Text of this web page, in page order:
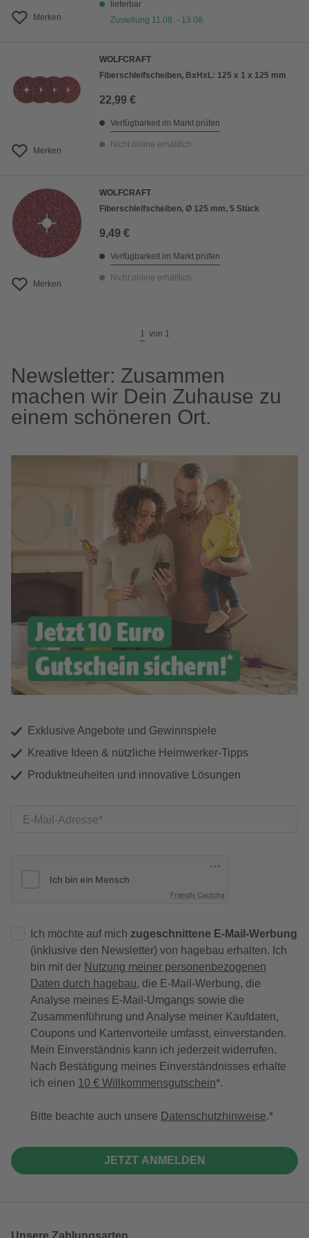
Merken
lieferbar
Zustellung 11.08. - 13.08.
Merken
WOLFCRAFT
Fiberschleifscheiben, BxHxL: 125 x 1 x 125 mm
22,99 €
Verfügbarkeit im Markt prüfen
Nicht online erhältlich
Merken
WOLFCRAFT
Fiberschleifscheiben, Ø 125 mm, 5 Stück
9,49 €
Verfügbarkeit im Markt prüfen
Nicht online erhältlich
1 von 1
Newsletter: Zusammen
machen wir Dein Zuhause zu
einem schöneren Ort.
Exklusive Angebote und Gewinnspiele
Kreative Ideen & nützliche Heimwerker-Tipps
Produktneuheiten und innovative Lösungen
E-Mail-Adresse
Friendly Captcha
Ich möchte auf mich zugeschnittene E-Mail-Werbung
(inklusive den Newsletter) von hagebau erhalten. Ich
bin mit der Nutzung meiner personenbezogenen
Daten durch hagebau, die E-Mail-Werbung, die
Analyse meines E-Mail-Umgangs sowie die
Zusammenführung und Analyse meiner Kaufdaten,
Coupons und Kartenvorteile umfasst, einverstanden.
Mein Einverständnis kann ich jederzeit widerrufen.
Nach Bestätigung meines Einverständnisses erhalte
ich einen 10 € Willkommensgutschein*.
Bitte beachte auch unsere Datenschutzhinweise.
JETZT ANMELDEN
Unsere Zahlungsarten